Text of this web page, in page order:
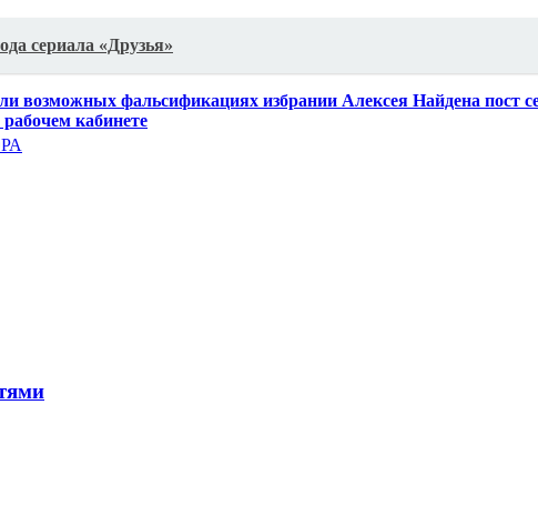
сериала «Друзья»
возможных фальсификациях избрании Алексея Найдена пост
кабинете